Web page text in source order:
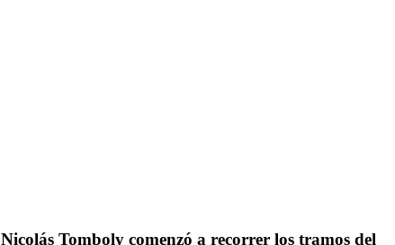
Nicolás Tomboly comenzó a recorrer los tramos del